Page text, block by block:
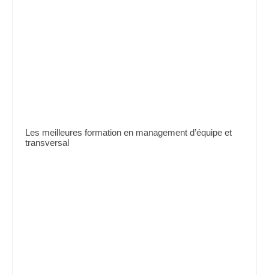
Les meilleures formation en management d’équipe et
transversal